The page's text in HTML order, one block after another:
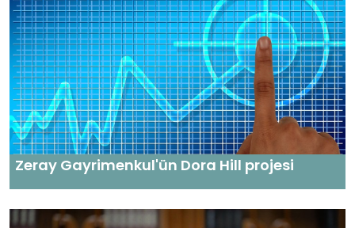
Zeray Gayrimenkul'ün Dora Hill projesi